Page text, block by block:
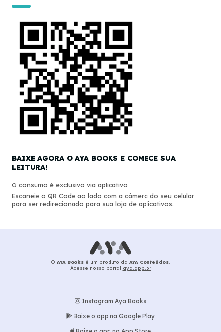
BAIXE AGORA O AYA BOOKS E COMECE SUA
LEITURA!
O consumo é exclusivo via aplicativo
Escaneie o QR Code ao lado com a câmera do seu celular
para ser redirecionado para sua loja de aplicativos.
O AYA Books é um produto da AYA Conteúdos
Acesse nosso portal aya.app.br
Instagram Aya Books
Baixe o app na Google Play